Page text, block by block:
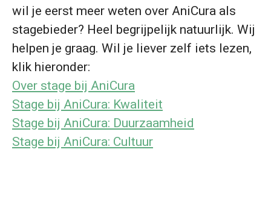
wil je eerst meer weten over AniCura als
stagebieder? Heel begrijpelijk natuurlijk. Wij
helpen je graag. Wil je liever zelf iets lezen,
klik hieronder:
Over stage bij AniCura
Stage bij AniCura: Kwaliteit
Stage bij AniCura: Duurzaamheid
Stage bij AniCura: Cultuur